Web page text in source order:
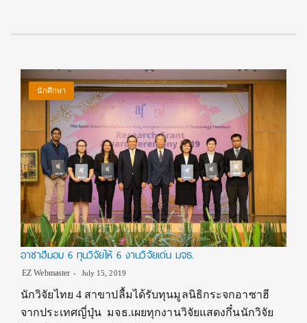
นักศึกษา
อาซาฮีมอบ 6 ทุนวิจัยให้ 6 งานวิจัยเด่น มจธ.
EZ Webmaster July 15, 2019
นักวิจัยไทย 4 สาขาปลื้มได้รับทุนมูลนิธิกระจกอาซาฮี
จากประเทศญี่ปุ่น มจธ.เผยทุกงานวิจัยแสดงกึ๋นนักวิจัย